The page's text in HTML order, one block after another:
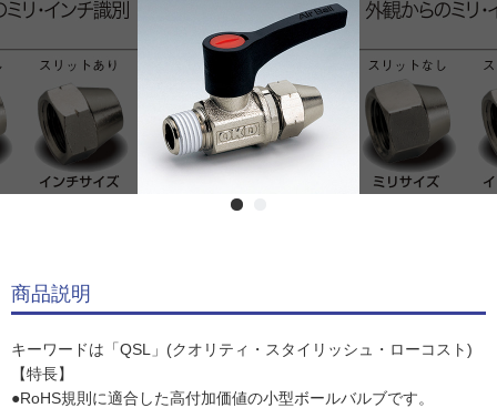
商品説明
キーワードは「QSL」(クオリティ・スタイリッシュ・ローコスト)
【特長】
●RoHS規則に適合した高付加価値の小型ボールバルブです。